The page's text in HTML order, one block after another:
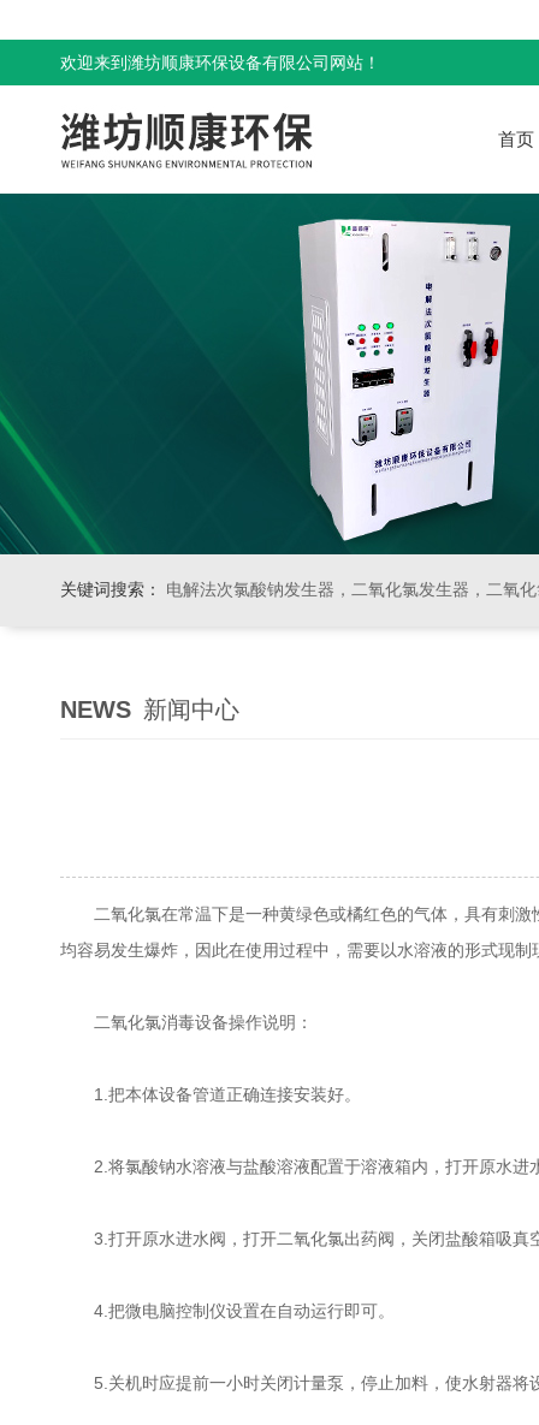
欢迎来到潍坊顺康环保设备有限公司网站！
首页
关键词搜索： 电解法次氯酸钠发生器，二氧化氯发生器，二氧化氯投加器，缓释消毒器
NEWS 新闻中心
二氧化氯在常温下是一种黄绿色或橘红色的气体，具有刺激
均容易发生爆炸，因此在使用过程中，需要以水溶液的形式现制
二氧化氯消毒设备操作说明：
1.把本体设备管道正确连接安装好。
2.将氯酸钠水溶液与盐酸溶液配置于溶液箱内，打开原水进
3.打开原水进水阀，打开二氧化氯出药阀，关闭盐酸箱吸真
4.把微电脑控制仪设置在自动运行即可。
5.关机时应提前一小时关闭计量泵，停止加料，使水射器将